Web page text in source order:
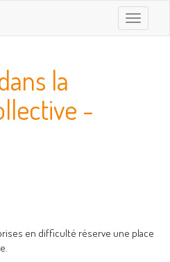
Toggle
la
-
en difficulté réserve une place